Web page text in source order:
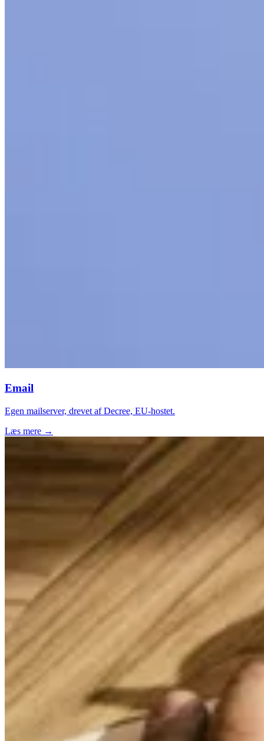
Email
Egen mailserver, drevet af Decree, EU-hostet.
Læs mere →